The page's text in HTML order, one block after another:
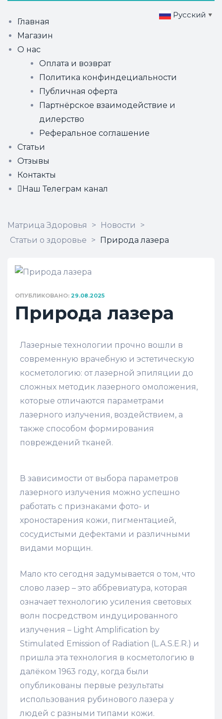
Главная
Магазин
О нас
Оплата и возврат
Политика конфиндециальности
Публичная оферта
Партнёрское взаимодействие и
дилерство
Реферальное соглашение
Статьи
Отзывы
Контакты
Наш Телеграм канал
Матрица Здоровья > Новости
>
Статьи о здоровье > Природа лазера
ОПУБЛИКОВАНО: 29.08.2025
Природа лазера
Лазерные технологии прочно вошли в
современную врачебную и эстетическую
косметологию: от лазерной эпиляции до
сложных методик лазерного омоложения,
которые отличаются параметрами
лазерного излучения, воздействием, а
также способом формирования
повреждений тканей.
В зависимости от выбора параметров
лазерного излучения можно успешно
работать с признаками фото- и
хроностарения кожи, пигментацией,
сосудистыми дефектами и различными
видами морщин.
Мало кто сегодня задумывается о том, что
слово лазер – это аббревиатура, которая
означает технологию усиления световых
волн посредством индуцированного
излучения – Light Amplification by
Stimulated Emission of Radiation (L.A.S.E.R.) и
пришла эта технология в косметологию в
далёком 1963 году, когда были
опубликованы первые результаты
использования рубинового лазера у
людей с разными типами кожи.
Русский ▼